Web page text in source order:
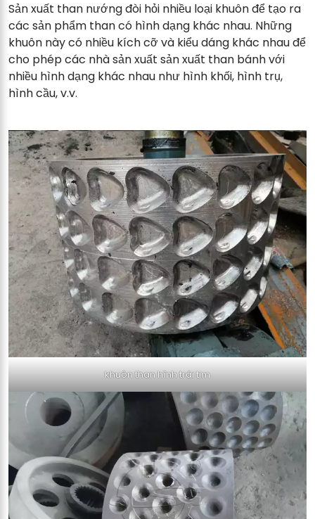
Sản xuất than nướng đòi hỏi nhiều loại khuôn để tạo ra
các sản phẩm than có hình dạng khác nhau. Những
khuôn này có nhiều kích cỡ và kiểu dáng khác nhau để
cho phép các nhà sản xuất sản xuất than bánh với
nhiều hình dạng khác nhau như hình khối, hình trụ,
hình cầu, v.v.
khuôn than hình trái tim